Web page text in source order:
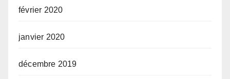
février 2020
janvier 2020
décembre 2019